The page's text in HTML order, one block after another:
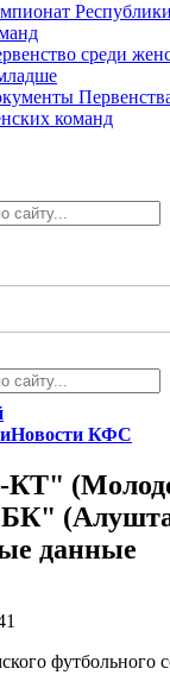
среди
команд
Новости КФС
данные
футбольного